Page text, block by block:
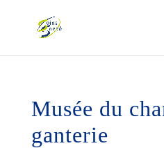
Musée du
ganterie